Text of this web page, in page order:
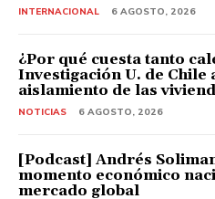
INTERNACIONAL 6 AGOSTO, 2026
¿Por qué cuesta tanto
Investigación U. de Chile
aislamiento de las
NOTICIAS 6 AGOSTO, 2026
[Podcast] Andrés
momento económico
mercado global